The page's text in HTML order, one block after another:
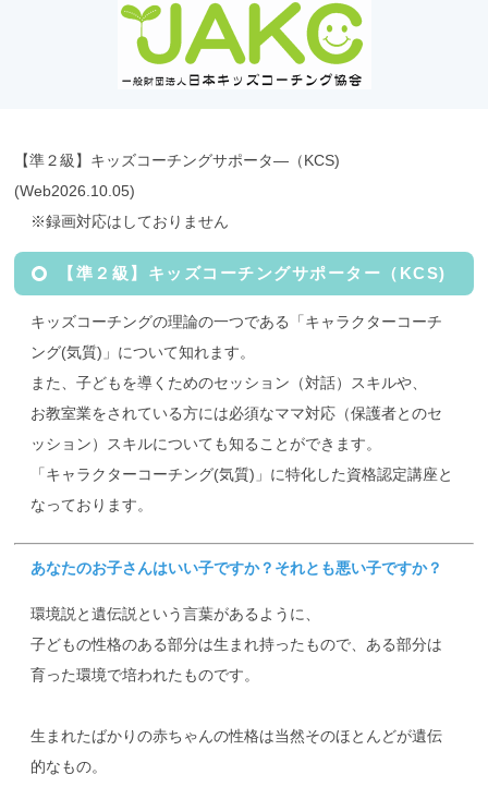
【準２級】キッズコーチングサポータ―（KCS)
(Web2026.10.05)
※録画対応はしておりません
【準２級】キッズコーチングサポーター（KCS)
キッズコーチングの理論の一つである「キャラクターコーチ
ング(気質)」について知れます。
また、子どもを導くためのセッション（対話）スキルや、
お教室業をされている方には必須なママ対応（保護者とのセ
ッション）スキルについても知ることができます。
「キャラクターコーチング(気質)」に特化した資格認定講座と
なっております。
あなたのお子さんはいい子ですか？それとも悪い子ですか？
環境説と遺伝説という言葉があるように、
子どもの性格のある部分は生まれ持ったもので、ある部分は
育った環境で培われたものです。
生まれたばかりの赤ちゃんの性格は当然そのほとんどが遺伝
的なもの。